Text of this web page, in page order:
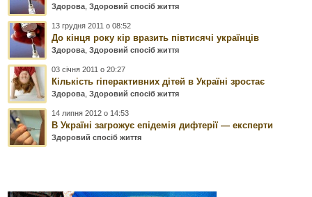
Здорова ,Здоровий спосіб життя
13 грудня 2011 о 08:52
До кінця року кір вразить півтисячі українців
Здорова ,Здоровий спосіб життя
03 січня 2011 о 20:27
Кількість гіперактивних дітей в Україні зростає
Здорова ,Здоровий спосіб життя
14 липня 2012 о 14:53
В Україні загрожує епідемія дифтерії — експерти
Здоровий спосіб життя